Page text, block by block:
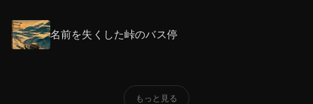
名前を失くした峠のバス停
もっと見る